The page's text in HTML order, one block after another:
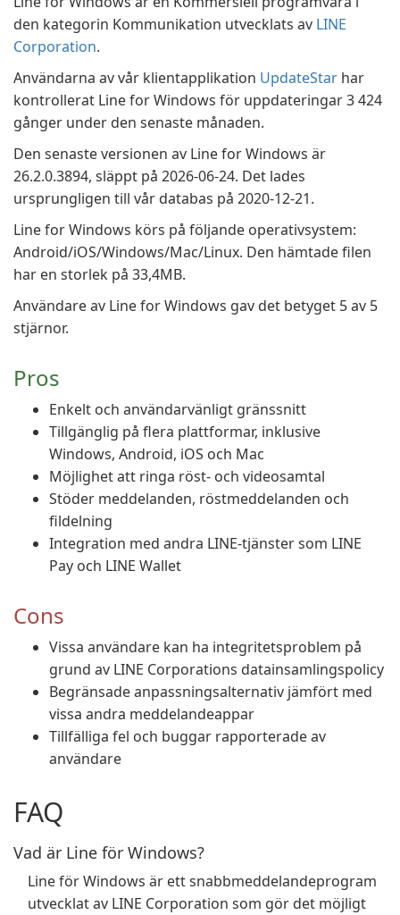
den kategorin Kommunikation utvecklats av LINE
Corporation.
Användarna av vår klientapplikation UpdateStar har
kontrollerat Line for Windows för uppdateringar 3 424
gånger under den senaste månaden.
Den senaste versionen av Line for Windows är
26.2.0.3894, släppt på 2026-06-24. Det lades
ursprungligen till vår databas på 2020-12-21.
Line for Windows körs på följande operativsystem:
Android/iOS/Windows/Mac/Linux. Den hämtade filen
har en storlek på 33,4MB.
Användare av Line for Windows gav det betyget 5 av 5
stjärnor.
Pros
Enkelt och användarvänligt gränssnitt
Tillgänglig på flera plattformar, inklusive
Windows, Android, iOS och Mac
Möjlighet att ringa röst- och videosamtal
Stöder meddelanden, röstmeddelanden och
fildelning
Integration med andra LINE-tjänster som LINE
Pay och LINE Wallet
Cons
Vissa användare kan ha integritetsproblem på
grund av LINE Corporations datainsamlingspolicy
Begränsade anpassningsalternativ jämfört med
vissa andra meddelandeappar
Tillfälliga fel och buggar rapporterade av
användare
FAQ
Vad är Line för Windows?
Line för Windows är ett snabbmeddelandeprogram
utvecklat av LINE Corporation som gör det möjligt